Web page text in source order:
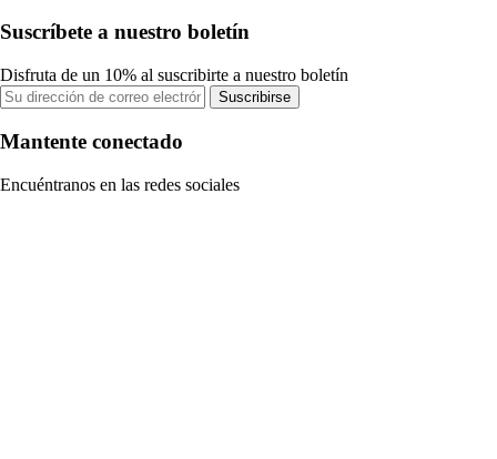
Suscríbete a nuestro boletín
Disfruta de un 10% al suscribirte a nuestro boletín
Suscribirse
Mantente conectado
Encuéntranos en las redes sociales